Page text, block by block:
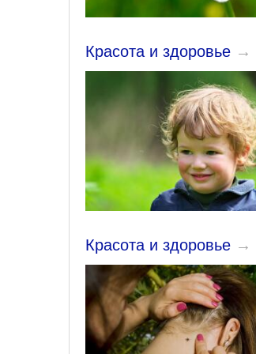
Красота и здоровье →
Красота и здоровье →